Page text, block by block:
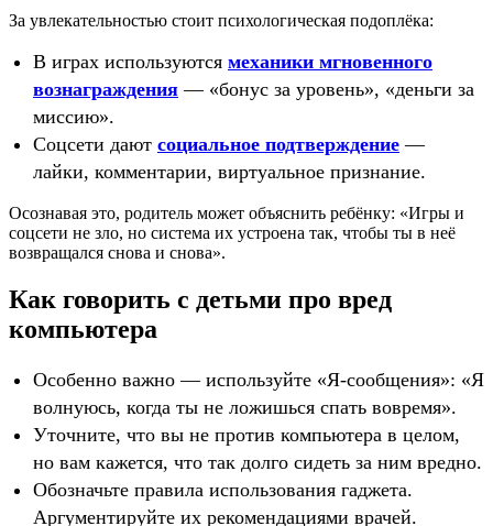
За увлекательностью стоит психологическая подоплёка:
В играх используются механики мгновенного
вознаграждения — «бонус за уровень», «деньги за
миссию».
Соцсети дают социальное подтверждение —
лайки, комментарии, виртуальное признание.
Осознавая это, родитель может объяснить ребёнку: «Игры и
соцсети не зло, но система их устроена так, чтобы ты в неё
возвращался снова и снова».
Как говорить с детьми про вред
компьютера
Особенно важно — используйте «Я‑сообщения»: «Я
волнуюсь, когда ты не ложишься спать вовремя».
Уточните, что вы не против компьютера в целом,
но вам кажется, что так долго сидеть за ним вредно.
Обозначьте правила использования гаджета.
Аргументируйте их рекомендациями врачей.